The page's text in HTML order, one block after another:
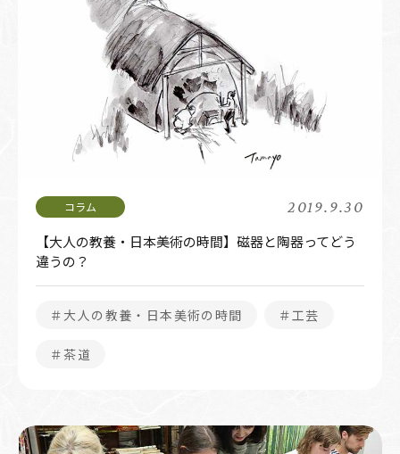
2019.9.30
【大人の教養・日本美術の時間】磁器と陶器ってどう
違うの？
＃大人の教養・日本美術の時間 ＃工芸
＃茶道